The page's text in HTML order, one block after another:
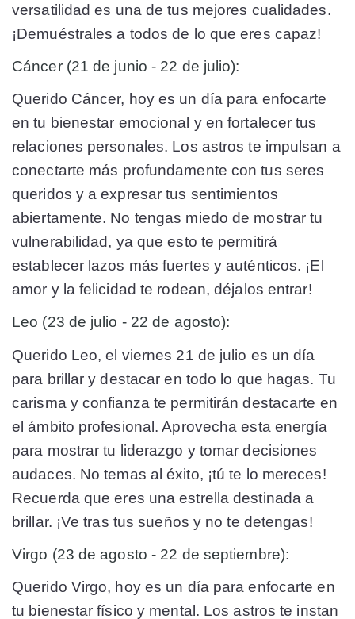
versatilidad es una de tus mejores cualidades.
¡Demuéstrales a todos de lo que eres capaz!
Cáncer (21 de junio - 22 de julio):
Querido Cáncer, hoy es un día para enfocarte
en tu bienestar emocional y en fortalecer tus
relaciones personales. Los astros te impulsan a
conectarte más profundamente con tus seres
queridos y a expresar tus sentimientos
abiertamente. No tengas miedo de mostrar tu
vulnerabilidad, ya que esto te permitirá
establecer lazos más fuertes y auténticos. ¡El
amor y la felicidad te rodean, déjalos entrar!
Leo (23 de julio - 22 de agosto):
Querido Leo, el viernes 21 de julio es un día
para brillar y destacar en todo lo que hagas. Tu
carisma y confianza te permitirán destacarte en
el ámbito profesional. Aprovecha esta energía
para mostrar tu liderazgo y tomar decisiones
audaces. No temas al éxito, ¡tú te lo mereces!
Recuerda que eres una estrella destinada a
brillar. ¡Ve tras tus sueños y no te detengas!
Virgo (23 de agosto - 22 de septiembre):
Querido Virgo, hoy es un día para enfocarte en
tu bienestar físico y mental. Los astros te instan